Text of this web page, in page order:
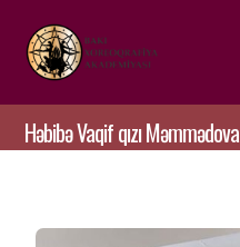
Həbibə Vaqif qızı Məmmədova